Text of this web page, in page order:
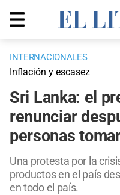
INTERNACIONALES
Inflación y escasez
Sri Lanka: el
renunciar
personas
Una protesta por la
productos en el país
en todo el país.